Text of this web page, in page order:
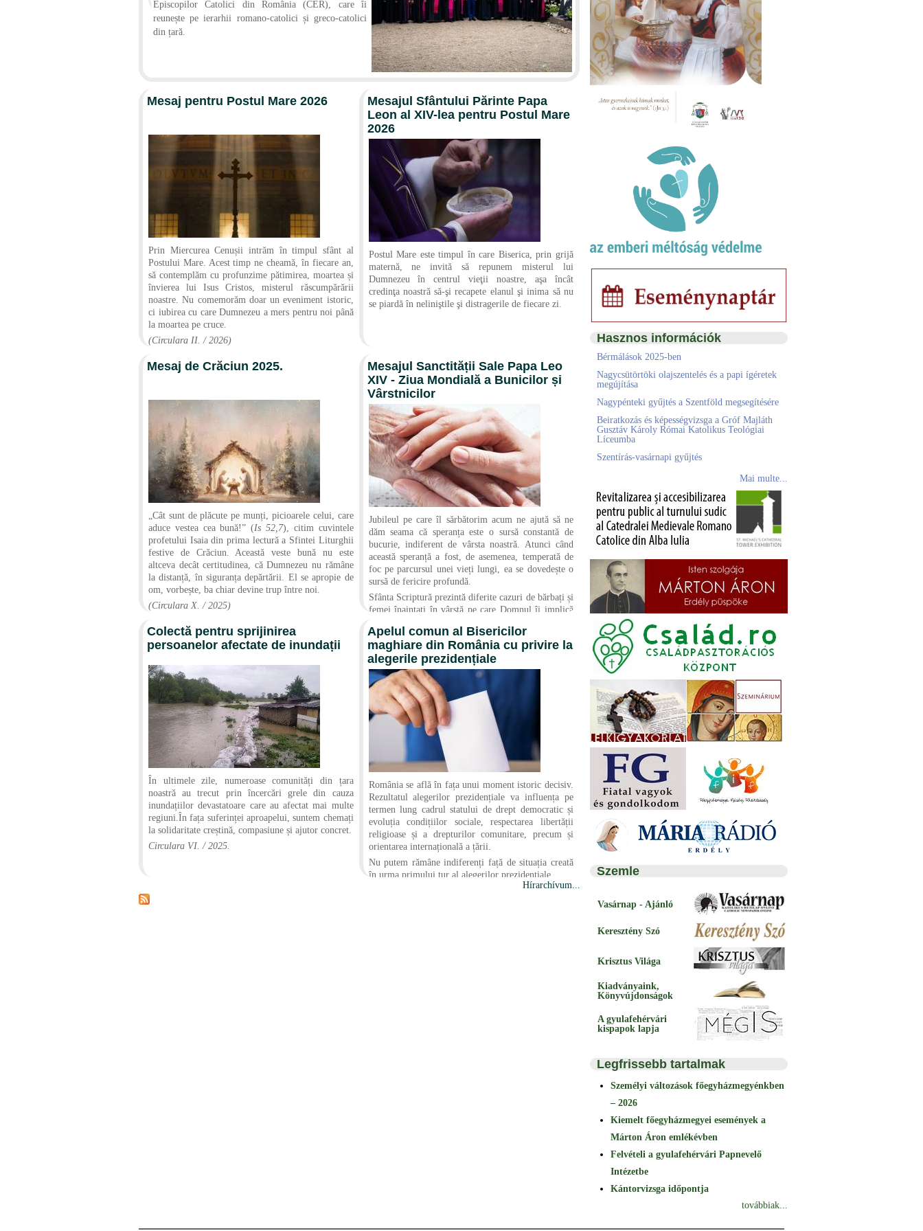
Episcopilor Catolici din România (CER), care îi
reunește pe ierarhii romano-catolici și greco-catolici
din țară.
degradarea discursului public trezesc în inimile multor
oameni teamă și nesiguranță, este esențial spiritul de
cumpătare, al responsabilității și al practicării
discernământului.
Mesaj pentru Postul Mare 2026
Prin Miercurea Cenușii intrăm în timpul sfânt al
Postului Mare. Acest timp ne cheamă, în fiecare an,
să contemplăm cu profunzime pătimirea, moartea și
învierea lui Isus Cristos, misterul răscumpărării
noastre. Nu comemorăm doar un eveniment istoric,
ci iubirea cu care Dumnezeu a mers pentru noi până
la moartea pe cruce.
(Circulara II. / 2026)
Mesajul Sfântului Părinte Papa
Leon al XIV-lea pentru Postul Mare
2026
Postul Mare este timpul în care Biserica, prin grijă
maternă, ne invită să repunem misterul lui
Dumnezeu în centrul vieţii noastre, aşa încât
credinţa noastră să-şi recapete elanul şi inima să nu
se piardă în neliniştile şi distragerile de fiecare zi.
Mesaj de Crăciun 2025.
„Cât sunt de plăcute pe munți, picioarele celui, care
aduce vestea cea bună!” (Is 52,7), citim cuvintele
profetului Isaia din prima lectură a Sfintei Liturghii
festive de Crăciun. Această veste bună nu este
altceva decât certitudinea, că Dumnezeu nu rămâne
la distanță, în siguranța depărtării. El se apropie de
om, vorbește, ba chiar devine trup între noi.
(Circulara X. / 2025)
Mesajul Sanctității Sale Papa Leo
XIV - Ziua Mondială a Bunicilor și
Vârstnicilor
Jubileul pe care îl sărbătorim acum ne ajută să ne
dăm seama că speranța este o sursă constantă de
bucurie, indiferent de vârsta noastră. Atunci când
această speranță a fost, de asemenea, temperată de
foc pe parcursul unei vieți lungi, ea se dovedește o
sursă de fericire profundă.
Sfânta Scriptură prezintă diferite cazuri de bărbați și
femei înaintați în vârstă pe care Domnul îi implică
Colectă pentru sprijinirea
persoanelor afectate de inundații
În ultimele zile, numeroase comunități din țara
noastră au trecut prin încercări grele din cauza
inundațiilor devastatoare care au afectat mai multe
regiuni.În fața suferinței aproapelui, suntem chemați
la solidaritate creștină, compasiune și ajutor concret.
Circulara VI. / 2025.
Apelul comun al Bisericilor
maghiare din România cu privire la
alegerile prezidențiale
România se află în fața unui moment istoric decisiv.
Rezultatul alegerilor prezidențiale va influența pe
termen lung cadrul statului de drept democratic și
evoluția condițiilor sociale, respectarea libertății
religioase și a drepturilor comunitare, precum și
orientarea internațională a țării.
Nu putem rămâne indiferenți față de situația creată
în urma primului tur al alegerilor prezidențiale.
Hírarchívum...
Hasznos információk
Bérmálások 2025-ben
Nagycsütörtöki olajszentelés és a papi ígéretek
megújítása
Nagypénteki gyűjtés a Szentföld megsegítésére
Beiratkozás és képességvizsga a Gróf Majláth
Gusztáv Károly Római Katolikus Teológiai
Líceumba
Szentírás-vasárnapi gyűjtés
Mai multe...
Szemle
Vasárnap - Ajánló
Keresztény Szó
Krisztus Világa
Kiadványaink,
Könyvújdonságok
A gyulafehérvári
kispapok lapja
Legfrissebb tartalmak
Személyi változások főegyházmegyénkben
– 2026
Kiemelt főegyházmegyei események a
Márton Áron emlékévben
Felvételi a gyulafehérvári Papnevelő
Intézetbe
Kántorvizsga időpontja
továbbiak...